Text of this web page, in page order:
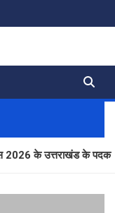
के पदक विजेताओं और